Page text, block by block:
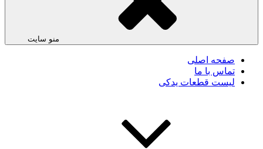
منو سایت
صفحه اصلی
تماس با ما
لیست قطعات یدکی